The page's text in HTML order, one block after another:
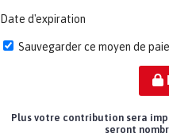
Date d'expiration
Sauvegarder ce moyen de
Plus votre contribution sera
seront